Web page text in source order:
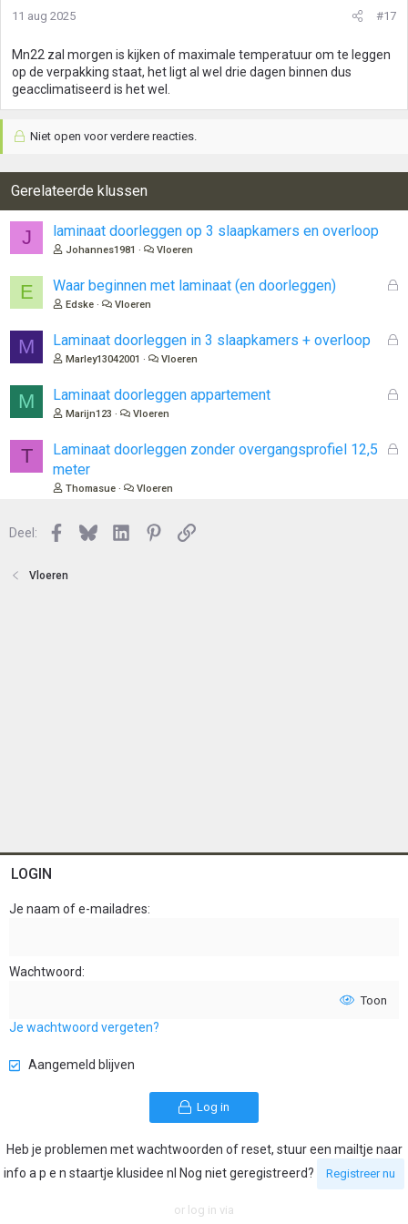
11 aug 2025 #17
Mn22 zal morgen is kijken of maximale temperatuur om te leggen
op de verpakking staat, het ligt al wel drie dagen binnen dus
geacclimatiseerd is het wel.
Niet open voor verdere reacties.
Gerelateerde klussen
J laminaat doorleggen op 3 slaapkamers en overloop
Johannes1981 Vloeren
E
G
n
Waar beginnen met laminaat (en doorleggen)
Edske Vloeren
M
G
n
Laminaat doorleggen in 3 slaapkamers + overloop
Marley13042001 Vloeren
M
G
Laminaat doorleggen appartement
Marijn123 Vloeren
T
G
Laminaat doorleggen zonder overgangsprofiel 12,5
meter
Thomasue Vloeren
Deel: Facebook
BlueskyLinkedInPinterest
Link
Vloeren
LOGIN
Je naam of e-mailadres
Wachtwoord
Toon
Je wachtwoord vergeten?
Aangemeld blijven
Log in
Heb je problemen met wachtwoorden of reset, stuur een mailtje naar
info a p e n staartje klusidee nl Nog niet geregistreerd?
Registreer nu
or log in via